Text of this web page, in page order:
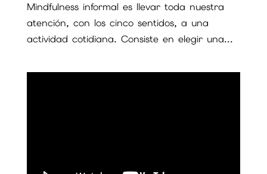
Mindfulness informal es llevar toda nuestra
atención, con los cinco sentidos, a una
actividad cotidiana. Consiste en elegir una...